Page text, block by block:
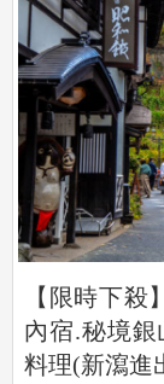
【限時下
內宿.秘境
料理(新瀉進